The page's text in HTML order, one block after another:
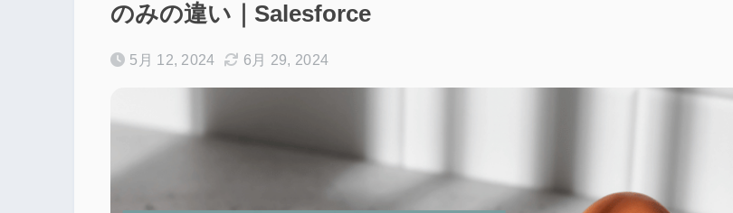
のみの違い｜Salesforce
5月 12, 2024 6月 29, 2024